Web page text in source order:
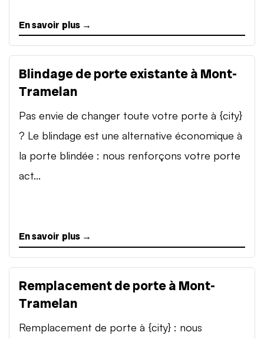
En savoir plus →
Blindage de porte existante à Mont-
Tramelan
Pas envie de changer toute votre porte à {city}
? Le blindage est une alternative économique à
la porte blindée : nous renforçons votre porte
act...
En savoir plus →
Remplacement de porte à Mont-
Tramelan
Remplacement de porte à {city} : nous